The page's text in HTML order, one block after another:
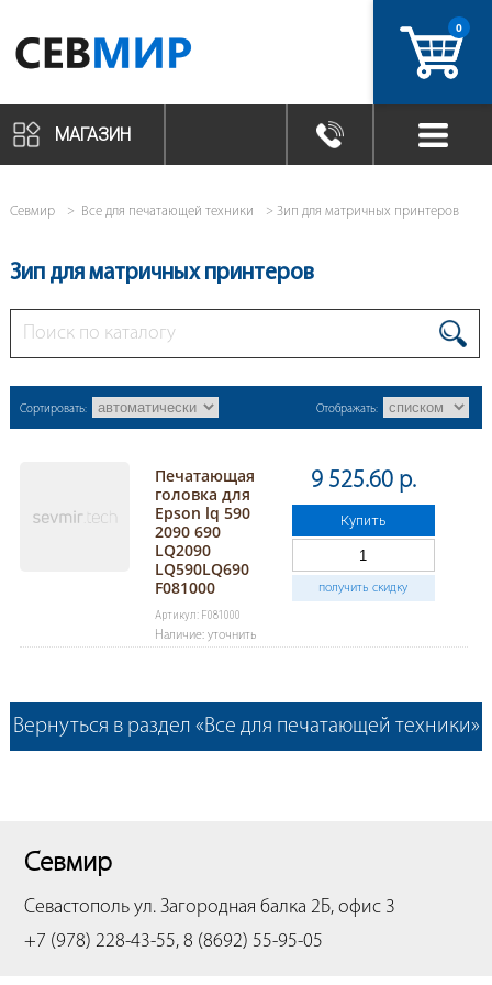
0
МАГАЗИН
Севмир Все для печатающей техники Зип для матричных принтеров
Зип для матричных принтеров
Сортировать: Отображать:
Печатающая
головка для
Epson lq 590
2090 690
LQ2090
LQ590LQ690
F081000
Артикул: F081000
Наличие: уточнить
9 525.60 р.
Купить
получить скидку
Вернуться в раздел «Все для печатающей техники»
Севмир
Севастополь ул. Загородная балка 2Б, офис 3
+7 (978) 228-43-55, 8 (8692) 55-95-05